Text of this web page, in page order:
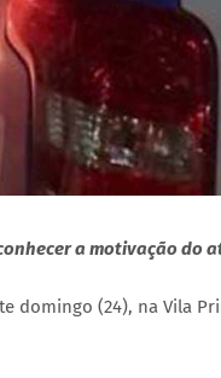
a motivação do
domingo (24), na Vila